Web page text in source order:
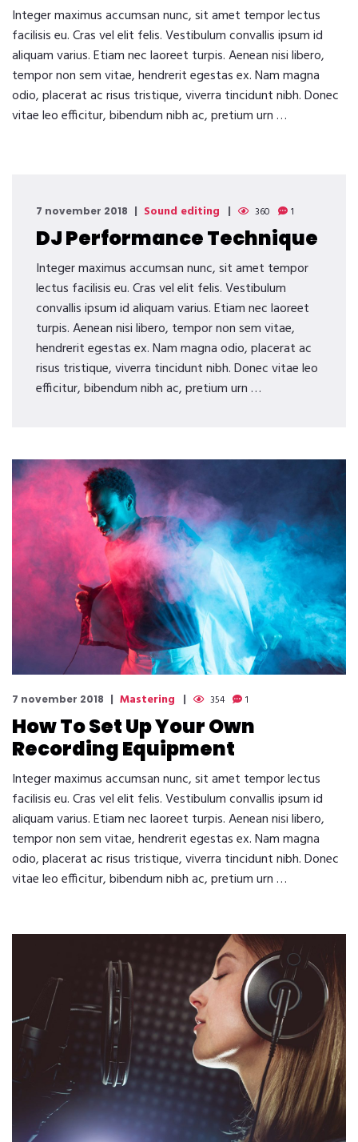
Integer maximus accumsan nunc, sit amet tempor lectus
facilisis eu. Cras vel elit felis. Vestibulum convallis ipsum id
aliquam varius. Etiam nec laoreet turpis. Aenean nisi libero,
tempor non sem vitae, hendrerit egestas ex. Nam magna
odio, placerat ac risus tristique, viverra tincidunt nibh. Donec
vitae leo efficitur, bibendum nibh ac, pretium urn …
7 november 2018 Sound editing 360 1
DJ Performance Technique
Integer maximus accumsan nunc, sit amet tempor
lectus facilisis eu. Cras vel elit felis. Vestibulum
convallis ipsum id aliquam varius. Etiam nec laoreet
turpis. Aenean nisi libero, tempor non sem vitae,
hendrerit egestas ex. Nam magna odio, placerat ac
risus tristique, viverra tincidunt nibh. Donec vitae leo
efficitur, bibendum nibh ac, pretium urn …
7 november 2018 Mastering 354 1
How To Set Up Your Own
Recording Equipment
Integer maximus accumsan nunc, sit amet tempor lectus
facilisis eu. Cras vel elit felis. Vestibulum convallis ipsum id
aliquam varius. Etiam nec laoreet turpis. Aenean nisi libero,
tempor non sem vitae, hendrerit egestas ex. Nam magna
odio, placerat ac risus tristique, viverra tincidunt nibh. Donec
vitae leo efficitur, bibendum nibh ac, pretium urn …